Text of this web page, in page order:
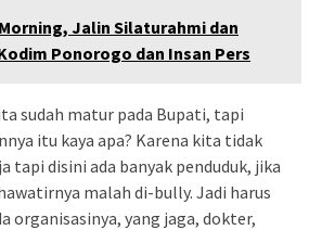
Jalin Silaturahmi dan
Ponorogo dan Insan Pers
sudah matur pada Bupati, tapi
itu kaya apa? Karena kita tidak
tapi disini ada banyak penduduk, jika
malah di-bully. Jadi harus
organisasinya, yang jaga, dokter,